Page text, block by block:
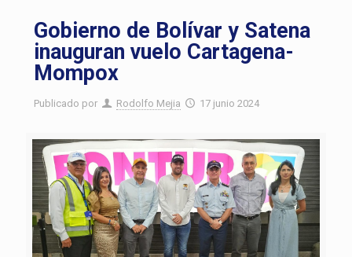
Gobierno de Bolívar y Satena
inauguran vuelo Cartagena-
Mompox
Publicado por Rodolfo Mejia 17 junio 2024